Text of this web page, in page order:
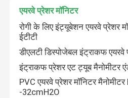
एयरवे प्रेशर मॉनिटर
रोगी के लिए इंट्यूबेशन एयरवे प्रेशर
ईटीटी
डीएलटी डिस्पोजेबल इंट्राकफ एयरवे
इंट्राकफ प्रेशर एट ट्यूब मैनोमीटर
PVC एयरवे प्रेशर मॉनिटर
-32cmH2O